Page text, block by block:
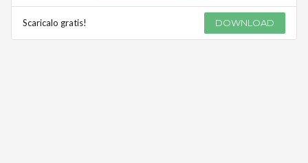
Scaricalo gratis! DOWNLOAD